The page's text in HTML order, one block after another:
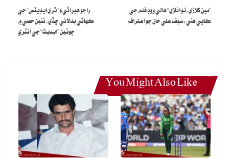
”مين کلاڙي، تو اناڙي“ هالي ووڊ فلم جي
ڪاپي هئي: سيف علي خان جو اعتراف
راجو هيراڻيءَ ” ٿري ايڊيٽس“ جي
ڪهاڻي بدلائي ڇڏي، نئين حصي ۾
چوٿين ”ايڊيٽ“ جي انٽري
You Might Also Like